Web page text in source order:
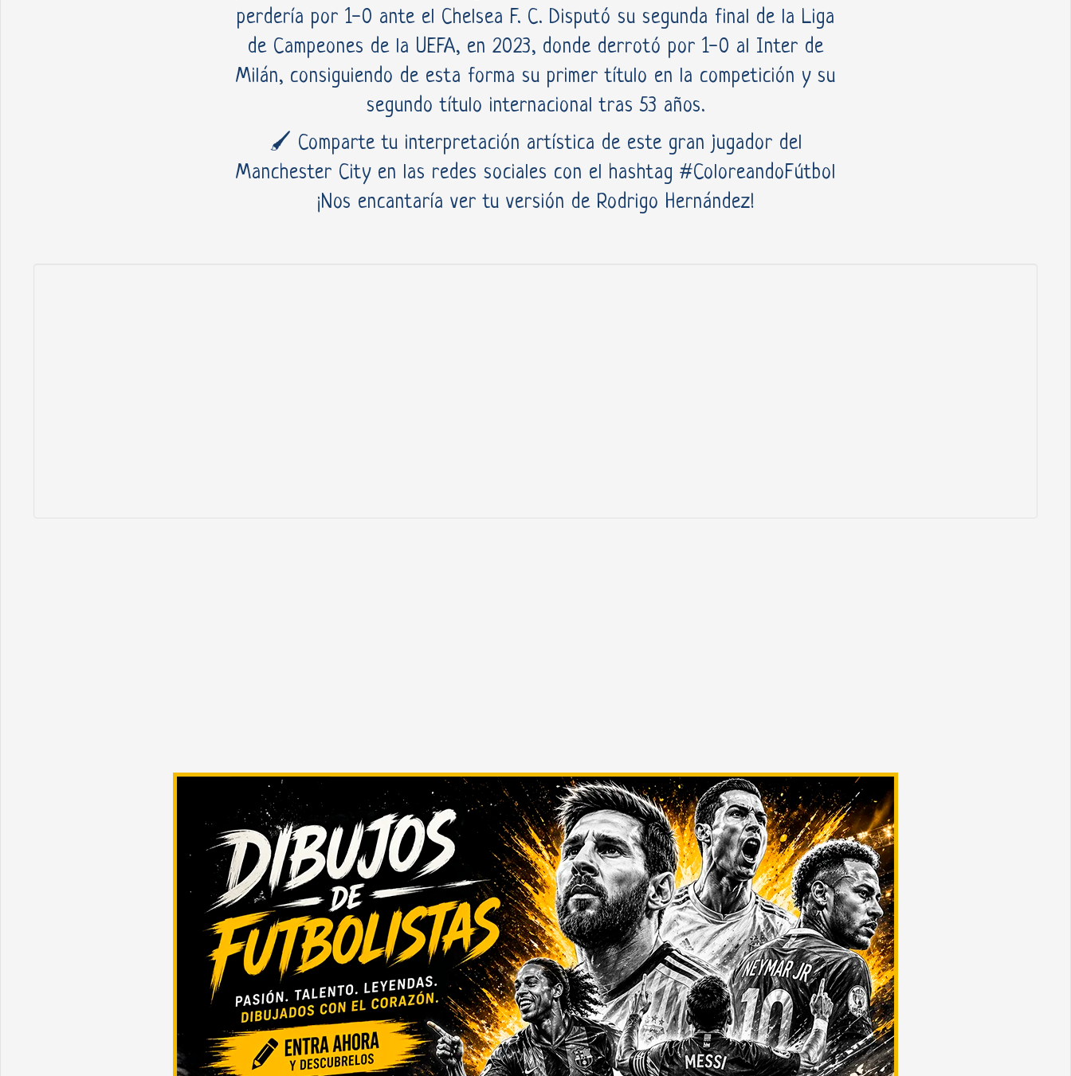
perdería por 1-0 ante el Chelsea F. C. Disputó su segunda final de la Liga
de Campeones de la UEFA, en 2023, donde derrotó por 1-0 al Inter de
Milán, consiguiendo de esta forma su primer título en la competición y su
segundo título internacional tras 53 años.
🖌️ Comparte tu interpretación artística de este gran jugador del
Manchester City en las redes sociales con el hashtag #ColoreandoFútbol
¡Nos encantaría ver tu versión de Rodrigo Hernández!